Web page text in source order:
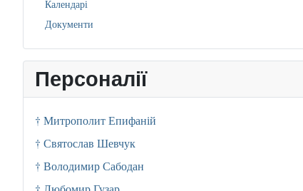
Календарі
Документи
Персоналії
† Митрополит Епифаній
† Святослав Шевчук
† Володимир Сабодан